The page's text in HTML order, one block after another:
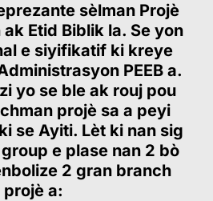
sèlman Projè
Etid Biblik la. Se yon
e siyifikatif ki kreye
PEEB a.
yo se ble ak rouj pou
projè sa a peyi
se Ayiti. Lèt ki nan sig
e plase nan 2 bò
2 gran branch
projè a: